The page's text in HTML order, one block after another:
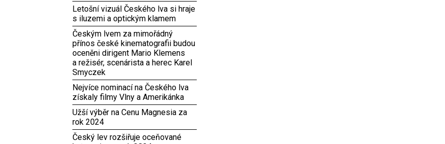
Letošní vizuál Českého lva si hraje
s iluzemi a optickým klamem
Českým lvem za mimořádný
přínos české kinematografii budou
oceněni dirigent Mario Klemens
a režisér, scenárista a herec Karel
Smyczek
Nejvíce nominací na Českého lva
získaly filmy Vlny a Amerikánka
Užší výběr na Cenu Magnesia za
rok 2024
Český lev rozšiřuje oceňované